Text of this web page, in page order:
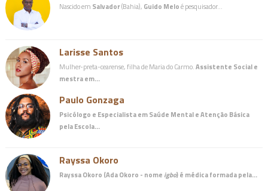
Nascido em Salvador(Bahia), Guido Meloé pesquisador…
Larisse Santos
Mulher-preta-cearense, filha de Maria do Carmo.Assistente Social e
mestra em…
Paulo Gonzaga
Psicólogo e Especialista em Saúde Mental e Atenção Básica
pela Escola…
Rayssa Okoro
Rayssa Okoro (Ada Okoro - nome igbo) é médicaformada pela…